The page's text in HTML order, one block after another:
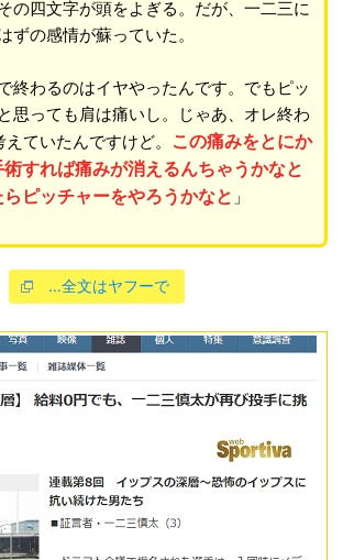
四文字が頭をよぎる。だが、一二三に
ずの感情が蘇っていた。
終わるのはイヤやったんです。でもピッ
思っても肩は痛いし。じゃあ、オレ終わ
ていたんですけど。
この痛みをとにか
術すれば痛みが消えるんちゃうかなと
ピッチャーをやろうかなと 」
…全文はヤフーで